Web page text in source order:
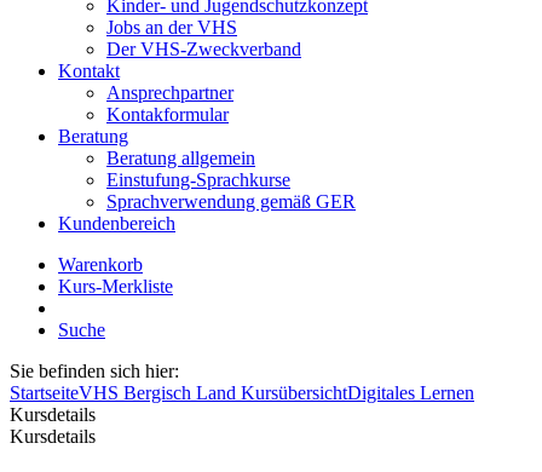
Kinder- und Jugendschutzkonzept
Jobs an der VHS
Der VHS-Zweckverband
Kontakt
Ansprechpartner
Kontakformular
Beratung
Beratung allgemein
Einstufung-Sprachkurse
Sprachverwendung gemäß GER
Kundenbereich
Warenkorb
Kurs-Merkliste
Suche
Sie befinden sich hier:
StartseiteVHS Bergisch Land KursübersichtDigitales Lernen
Kursdetails
Kursdetails